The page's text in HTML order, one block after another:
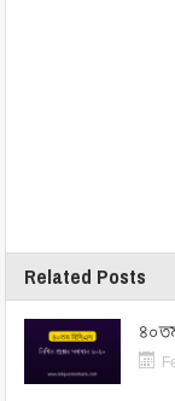
Related Posts